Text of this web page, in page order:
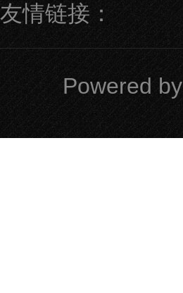
友情链接：
Powered by